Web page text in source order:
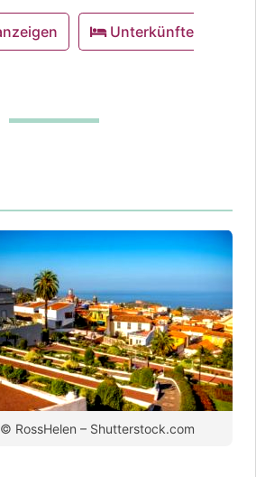
Unterkünfte
© RossHelen – Shutterstock.com